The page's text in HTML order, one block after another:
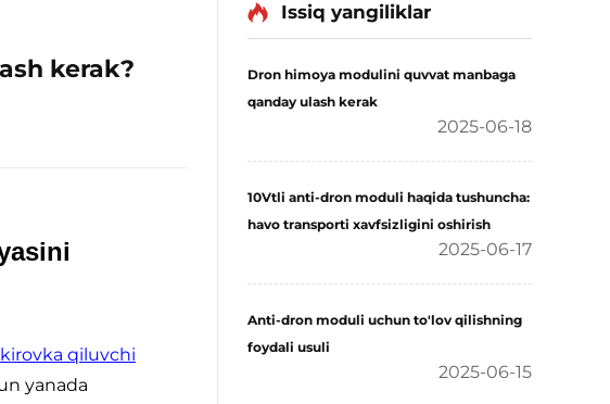
kerak?
qiluvchi
yanada
Issiq yangiliklar
Dron himoya modulini quvvat manbaga
qanday ulash kerak
2025-06-18
10Vtli anti-dron moduli haqida tushuncha:
havo transporti xavfsizligini oshirish
2025-06-17
Anti-dron moduli uchun to'lov qilishning
foydali usuli
2025-06-15